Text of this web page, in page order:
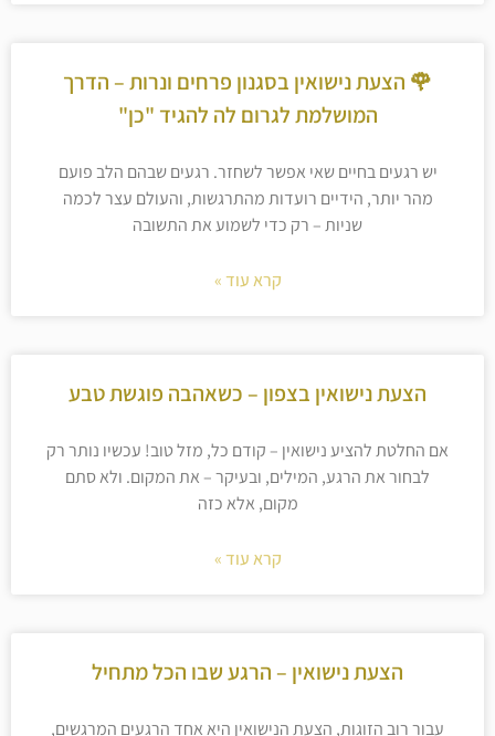
🌹 הצעת נישואין בסגנון פרחים ונרות – הדרך
המושלמת לגרום לה להגיד "כן"
יש רגעים בחיים שאי אפשר לשחזר. רגעים שבהם הלב פועם
מהר יותר, הידיים רועדות מהתרגשות, והעולם עצר לכמה
שניות – רק כדי לשמוע את התשובה
קרא עוד »
הצעת נישואין בצפון – כשאהבה פוגשת טבע
אם החלטת להציע נישואין – קודם כל, מזל טוב! עכשיו נותר רק
לבחור את הרגע, המילים, ובעיקר – את המקום. ולא סתם
מקום, אלא כזה
קרא עוד »
הצעת נישואין – הרגע שבו הכל מתחיל
עבור רוב הזוגות, הצעת הנישואין היא אחד הרגעים המרגשים,